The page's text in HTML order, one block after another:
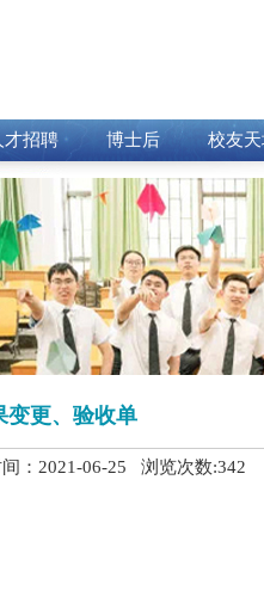
才招聘 博士后 校友
变更、验收单
：2021-06-25 浏览次数:342